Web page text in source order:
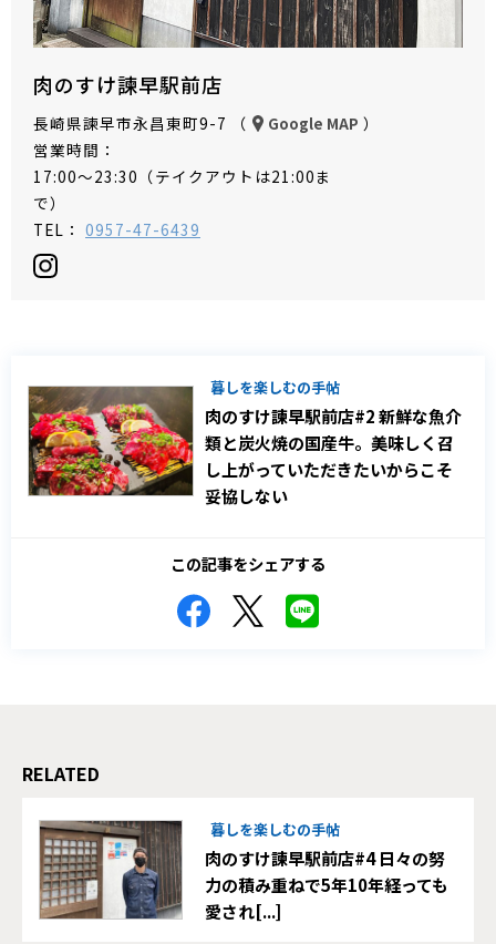
肉のすけ諫早駅前店
長崎県諫早市永昌東町9-7 （ Google MAP ）
営業時間：
17:00～23:30（テイクアウトは21:00ま
で）
TEL： 0957-47-6439
暮しを楽しむの手帖
肉のすけ諫早駅前店#2 新鮮な魚介
類と炭火焼の国産牛。美味しく召
し上がっていただきたいからこそ
妥協しない
この記事をシェアする
RELATED
暮しを楽しむの手帖
肉のすけ諫早駅前店#4 日々の努
力の積み重ねで5年10年経っても
愛され[...]